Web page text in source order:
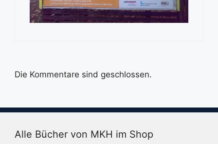
Die Kommentare sind geschlossen.
Alle Bücher von MKH im Shop